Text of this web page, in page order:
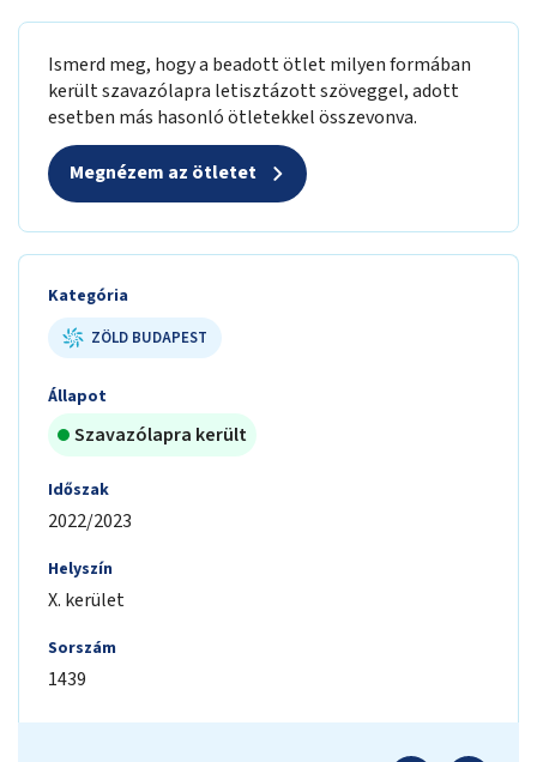
Ismerd meg, hogy a beadott ötlet milyen formában
került szavazólapra letisztázott szöveggel, adott
esetben más hasonló ötletekkel összevonva.
Megnézem az ötletet
Kategória
ZÖLD BUDAPEST
Állapot
Szavazólapra került
Időszak
2022/2023
Helyszín
X. kerület
Sorszám
1439